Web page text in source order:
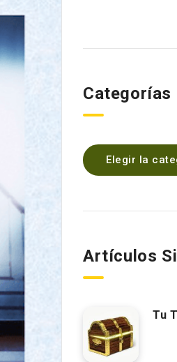
Categorías
Elegir la
Artículos
Tu